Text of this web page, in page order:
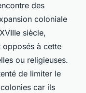
des
coloniale
siècle,
opposés à cette
ou religieuses.
de limiter le
car ils